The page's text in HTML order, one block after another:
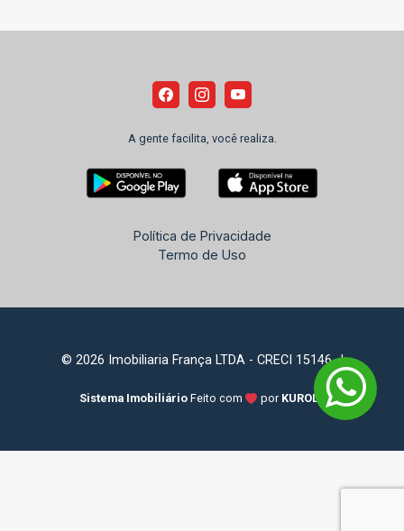
A gente facilita, você realiza.
Política de Privacidade
Termo de Uso
© 2026 Imobiliaria França LTDA - CRECI 15146-J
Sistema Imobiliário Feito com por KUROLE